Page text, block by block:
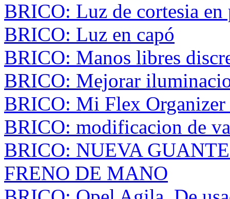
BRICO: Luz de cortesia en
BRICO: Luz en capó
BRICO: Manos libres
BRICO: Mejorar
BRICO: Mi Flex
BRICO: modificacion de
BRICO: NUEVA
FRENO DE MANO